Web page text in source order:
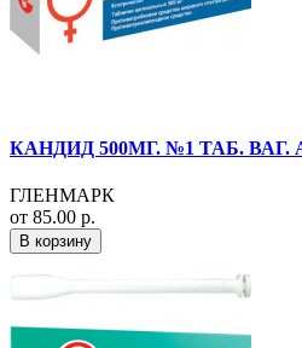
КАНДИД 500МГ. №1 ТАБ.
ГЛЕНМАРК
от 85.00 р.
В корзину